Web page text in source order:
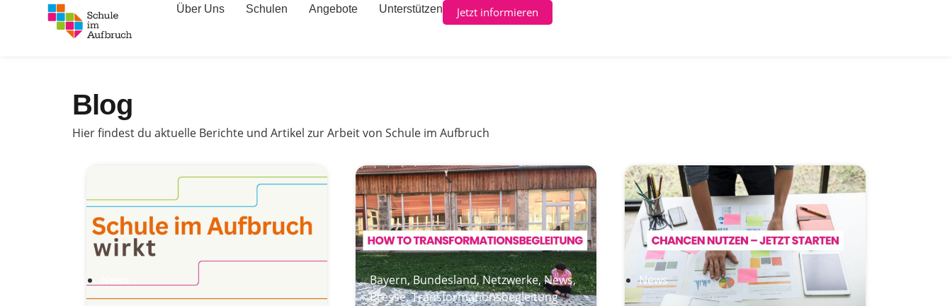
Über Uns Schulen Angebote Unterstützen Jetzt informieren
Blog
Hier findest du aktuelle Berichte und Artikel zur Arbeit von Schule im Aufbruch
Bayern,Bundesland,Netzwerke,News,
Presse,Transformationsbegleitung
News